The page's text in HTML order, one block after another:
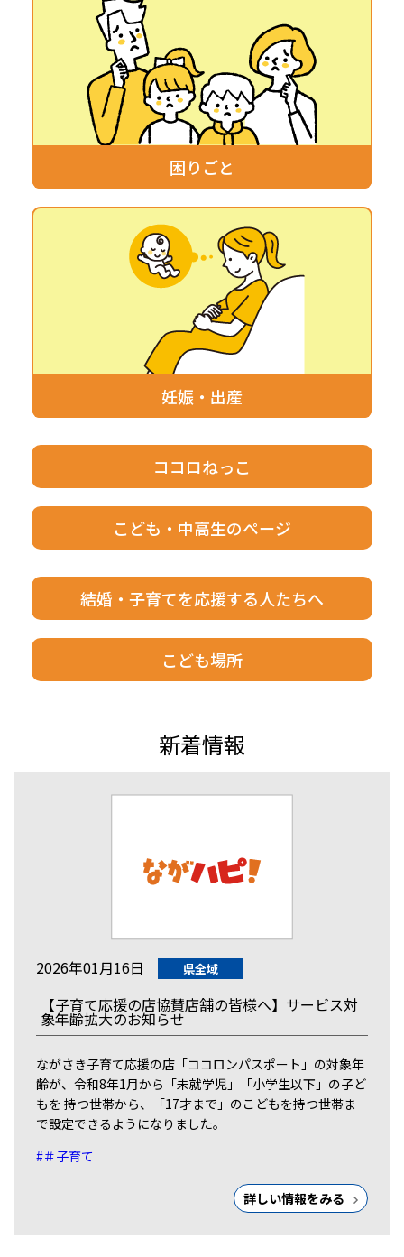
困りごと
妊娠・出産
ココロねっこ
こども・中高生のページ
結婚・子育てを応援する人たちへ
こども場所
新着情報
2026年01月16日 県全域
【子育て応援の店協賛店舗の皆様へ】サービス対
象年齢拡大のお知らせ
ながさき子育て応援の店「ココロンパスポート」の対象年
齢が、令和8年1月から「未就学児」「小学生以下」の子ど
もを 持つ世帯から、「17才まで」のこどもを持つ世帯ま
で設定できるようになりました。
#＃子育て
詳しい情報をみる